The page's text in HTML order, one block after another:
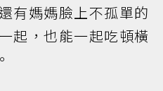
有媽媽臉上不孤單的
起，也能一起吃頓橫